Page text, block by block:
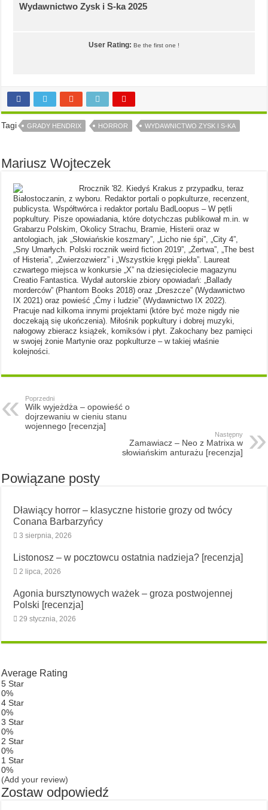
Wydawnictwo Zysk i S-ka 2025
User Rating: Be the first one !
Tagi GRADY HENDRIX HORROR WYDAWNICTWO ZYSK I S-KA
Mariusz Wojteczek
Rrocznik '82. Kiedyś Krakus z przypadku, teraz
Białostoczanin, z wyboru. Redaktor portali o popkulturze, recenzent,
publicysta. Współtwórca i redaktor portalu BadLoopus – W pętli
popkultury. Pisze opowiadania, które dotychczas publikował m.in. w
Grabarzu Polskim, Okolicy Strachu, Bramie, Histerii oraz w
antologiach, jak „Słowiańskie koszmary”, „Licho nie śpi”, „City 4”,
„Sny Umarłych. Polski rocznik weird fiction 2019”, „Żertwa”, „The best
of Histeria”, „Zwierzozwierz” i „Wszystkie kręgi piekła”. Laureat
czwartego miejsca w konkursie „X” na dziesięciolecie magazynu
Creatio Fantastica. Wydał autorskie zbiory opowiadań: „Ballady
morderców” (Phantom Books 2018) oraz „Dreszcze” (Wydawnictwo
IX 2021) oraz powieść „Ćmy i ludzie” (Wydawnictwo IX 2022).
Pracuje nad kilkoma innymi projektami (które być może nigdy nie
doczekają się ukończenia). Miłośnik popkultury i dobrej muzyki,
nałogowy zbieracz książek, komiksów i płyt. Zakochany bez pamięci
w swojej żonie Martynie oraz popkulturze – w takiej właśnie
kolejności.
Poprzedni
Wilk wyjeżdża – opowieść o
dojrzewaniu w cieniu stanu
wojennego [recenzja]
Następny
Zamawiacz – Neo z Matrixa w
słowiańskim anturażu [recenzja]
Powiązane posty
Dławiący horror – klasyczne historie grozy od twócy
Conana Barbarzyńcy
3 sierpnia, 2026
Listonosz – w pocztowcu ostatnia nadzieja? [recenzja]
2 lipca, 2026
Agonia bursztynowych ważek – groza postwojennej
Polski [recenzja]
29 stycznia, 2026
Average Rating
5 Star
0%
4 Star
0%
3 Star
0%
2 Star
0%
1 Star
0%
(Add your review)
Zostaw odpowiedź